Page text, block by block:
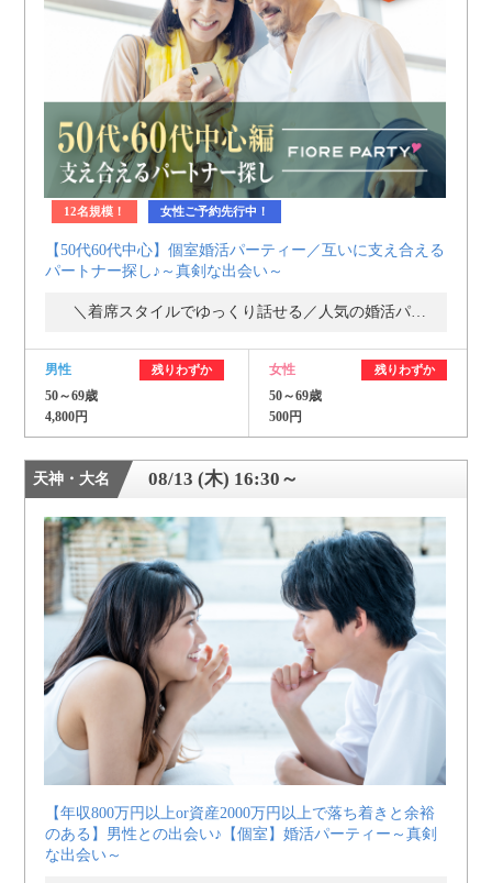
12名規模！ 女性ご予約先行中！
【50代60代中心】個室婚活パーティー／互いに支え合える
パートナー探し♪～真剣な出会い～
男性 残りわずか
50～69歳
4,800円
女性 残りわずか
50～69歳
500円
天神・大名 08/13 (木) 16:30～
【年収800万円以上or資産2000万円以上で落ち着きと余裕
のある】男性との出会い♪【個室】婚活パーティー～真剣
な出会い～